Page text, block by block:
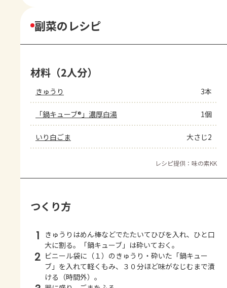
副菜のレシピ
材料（2人分）
きゅうり 3本
「鍋キューブ®」濃厚白湯 1個
いり白ごま 大さじ2
レシピ提供：味の素KK
つくり方
1
きゅうりはめん棒などでたたいてひびを入れ、ひと口
大に割る。「鍋キューブ」は砕いておく。
2 ビニール袋に（１）のきゅうり・砕いた「鍋キュー
ブ」を入れて軽くもみ、３０分ほど味がなじむまで漬
ける（時間外）。